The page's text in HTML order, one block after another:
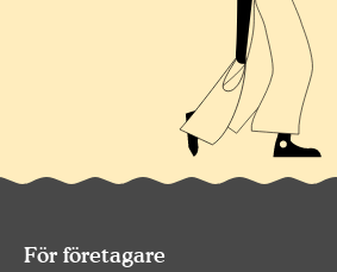
För företagare